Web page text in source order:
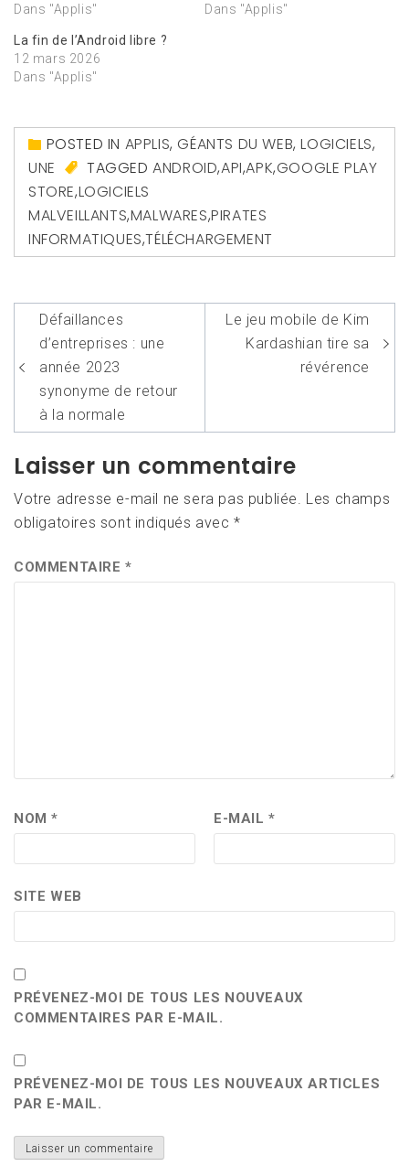
Dans "Applis"
Dans "Applis"
La fin de l’Android libre ?
12 mars 2026
Dans "Applis"
POSTED IN APPLIS,GÉANTS DU WEB,LOGICIELS,
UNE
TAGGEDANDROID,API,APK,GOOGLE PLAY
STORE,LOGICIELS
MALVEILLANTS,MALWARES,PIRATES
INFORMATIQUES,TÉLÉCHARGEMENT
Navigation
de
l’article
Défaillances
d’entreprises : une
année 2023
synonyme de retour
à la normale
Le jeu mobile de Kim
Kardashian tire sa
révérence
Laisser un commentaire
Votre adresse e-mail ne sera pas publiée. Les champs
obligatoires sont indiqués avec*
COMMENTAIRE*
NOM* E-MAIL*
SITE WEB
PRÉVENEZ-MOI DE TOUS LES NOUVEAUX
COMMENTAIRES PAR E-MAIL.
PRÉVENEZ-MOI DE TOUS LES NOUVEAUX ARTICLES
PAR E-MAIL.